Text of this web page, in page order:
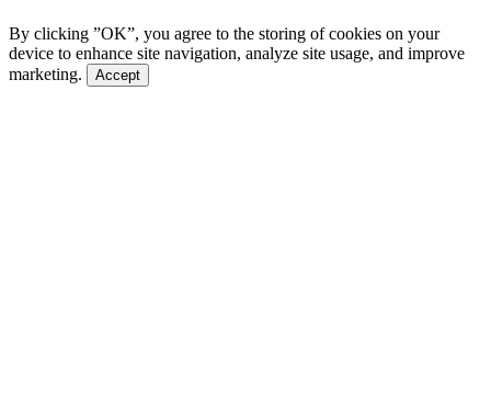
By clicking ”OK”, you agree to the storing of cookies on your
device to enhance site navigation, analyze site usage, and improve
marketing.
Accept